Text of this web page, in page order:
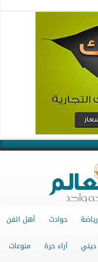
رياضة حوادث أهل الفن
ديني آراء حرة منوعات